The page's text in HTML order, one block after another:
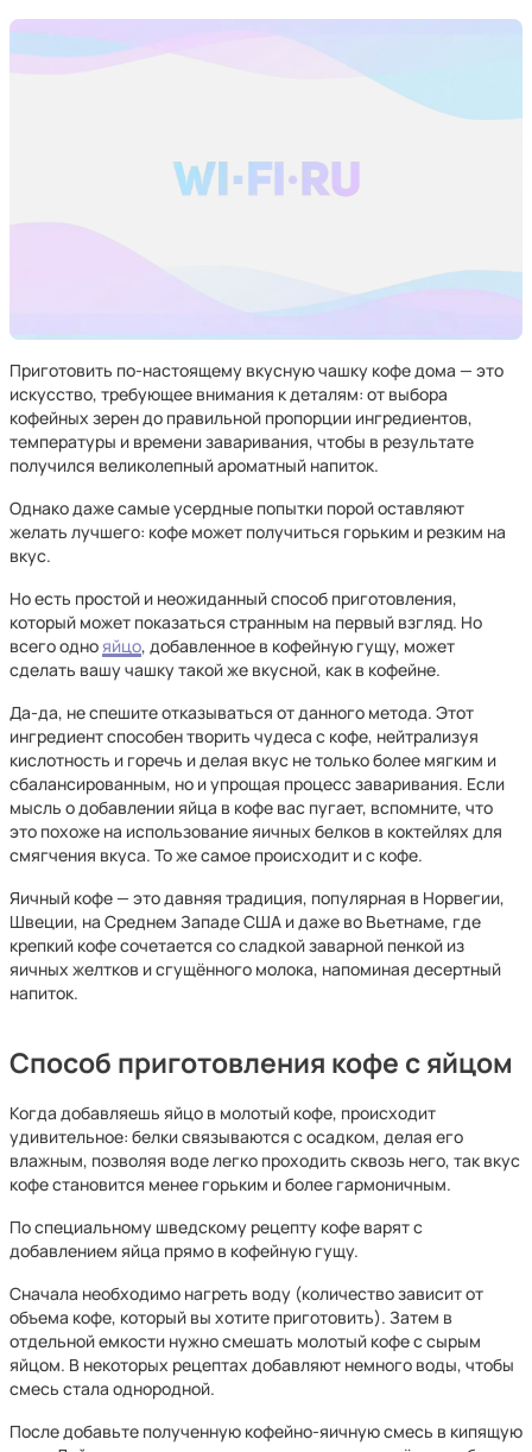
Приготовить по-настоящему вкусную чашку кофе дома — это
искусство, требующее внимания к деталям: от выбора
кофейных зерен до правильной пропорции ингредиентов,
температуры и времени заваривания, чтобы в результате
получился великолепный ароматный напиток.
Однако даже самые усердные попытки порой оставляют
желать лучшего: кофе может получиться горьким и резким на
вкус.
Но есть простой и неожиданный способ приготовления,
который может показаться странным на первый взгляд. Но
всего одно яйцо, добавленное в кофейную гущу, может
сделать вашу чашку такой же вкусной, как в кофейне.
Да-да, не спешите отказываться от данного метода. Этот
ингредиент способен творить чудеса с кофе, нейтрализуя
кислотность и горечь и делая вкус не только более мягким и
сбалансированным, но и упрощая процесс заваривания. Если
мысль о добавлении яйца в кофе вас пугает, вспомните, что
это похоже на использование яичных белков в коктейлях для
смягчения вкуса. То же самое происходит и с кофе.
Яичный кофе — это давняя традиция, популярная в Норвегии,
Швеции, на Среднем Западе США и даже во Вьетнаме, где
крепкий кофе сочетается со сладкой заварной пенкой из
яичных желтков и сгущённого молока, напоминая десертный
напиток.
Способ приготовления кофе с яйцом
Когда добавляешь яйцо в молотый кофе, происходит
удивительное: белки связываются с осадком, делая его
влажным, позволяя воде легко проходить сквозь него, так вкус
кофе становится менее горьким и более гармоничным.
По специальному шведскому рецепту кофе варят с
добавлением яйца прямо в кофейную гущу.
Сначала необходимо нагреть воду (количество зависит от
объема кофе, который вы хотите приготовить). Затем в
отдельной емкости нужно смешать молотый кофе с сырым
яйцом. В некоторых рецептах добавляют немного воды, чтобы
смесь стала однородной.
После добавьте полученную кофейно-яичную смесь в кипящую